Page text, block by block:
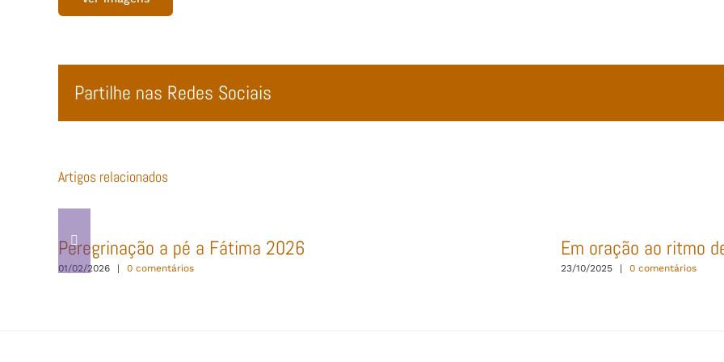
Partilhe nas Redes Sociais
Artigos relacionados
Peregrinação a pé a Fátima 2026
01/02/2026 | 0 comentários
Em oração ao ritmo
23/10/2025 | 0 comentários